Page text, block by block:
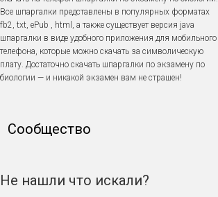
Все шпаргалки представлены в популярных форматах
fb2, txt, ePub , html, а также существует версия java
шпаргалки в виде удобного приложения для мобильного
телефона, которые можно скачать за символическую
плату. Достаточно скачать шпаргалки по экзамену по
биологии — и никакой экзамен вам не страшен!
Сообщество
Не нашли что искали?